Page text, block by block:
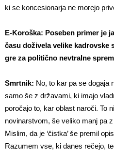
ki se koncesionarja ne morejo
E-Koroška: Poseben primer je
času doživela velike kadrovske
gre za politično nevtralne
Smrtnik: No, to kar pa se dogaja
samo še z državami, ki imajo
poročajo to, kar oblast naroči. To
novinarstvom, še veliko manj pa
Mislim, da je ‘čistka’ še premil
Razumem vse, ki danes rečejo,